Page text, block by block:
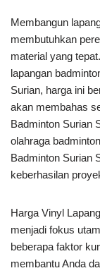
Membangun
membutuhkan
material yang
lapangan
Surian, harga ini
akan membahas
Badminton Surian
olahraga
Badminton Surian
keberhasilan
Harga Vinyl
menjadi fokus
beberapa faktor
membantu Anda